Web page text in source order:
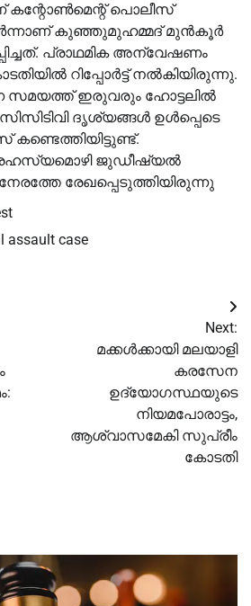
കന്റോണ്‍മെന്റ് പൊലീസ്
കുഞ്ഞുമുഹമ്മദ് മുന്‍കൂര്‍
പ്രാഥമിക അന്വേഷണം
റിപ്പോര്‍ട്ട് നല്‍കിയിരുന്നു.
സമയത്ത് ഇരുവരും ഹോട്ടലില്‍
ദൃശ്യങ്ങള്‍ ഉള്‍പ്പെടെ
കണ്ടെത്തിയിട്ടുണ്ട്.
രഹസ്യമൊഴി ജുഡീഷ്യല്‍
നേരത്തേ രേഖപ്പെടുത്തിയിരുന്നു
assault case
Next:
മക്കള്‍ക്കായി മലയാളി
കരസേന
ഉദ്യോഗസ്ഥയുടെ
നിയമപോരാട്ടം,
ആശ്വാസമേകി സുപ്രീം
കോടതി